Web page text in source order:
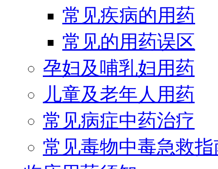
常见疾病的用药
常见的用药误区
孕妇及哺乳妇用药
儿童及老年人用药
常见病症中药治疗
常见毒物中毒急救指